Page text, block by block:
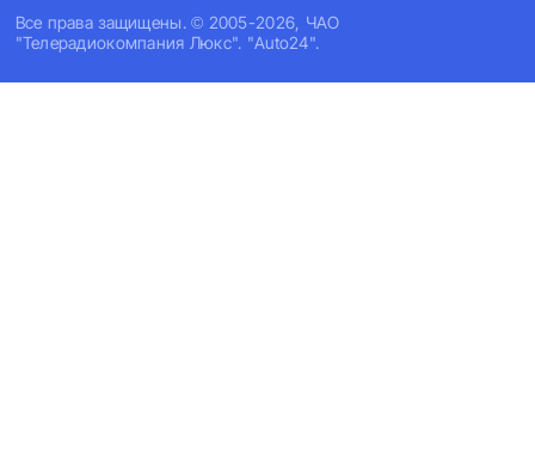
Все права защищены. © 2005-2026, ЧАО
"Телерадиокомпания Люкс". "Auto24".